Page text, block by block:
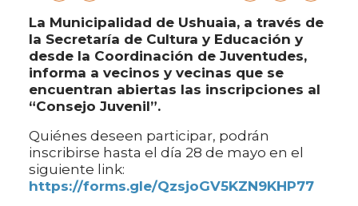
La Municipalidad de Ushuaia, a través de
la Secretaría de Cultura y Educación y
desde la Coordinación de Juventudes,
informa a vecinos y vecinas que se
encuentran abiertas las inscripciones al
“Consejo Juvenil”.
Quiénes deseen participar, podrán
inscribirse hasta el día 28 de mayo en el
siguiente link:
https://forms.gle/QzsjoGV5KZN9KHP77